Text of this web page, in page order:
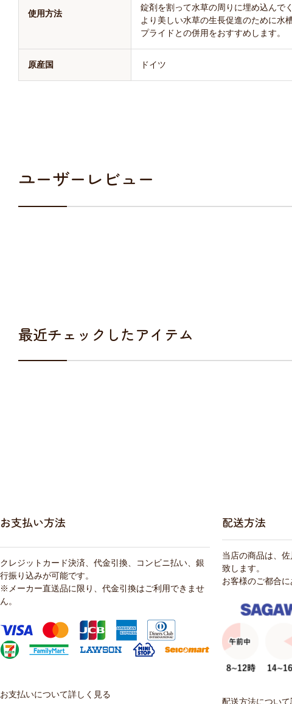
使用方法
錠剤を割って水草の周りに埋め込んで
より美しい水草の生長促進のために水
プライドとの併用をおすすめします。
原産国 ドイツ
ユーザーレビュー
最近チェックしたアイテム
お支払い方法
クレジットカード決済、代金引換、コンビニ払い、銀
行振り込みが可能です。
※メーカー直送品に限り、代金引換はご利用できませ
ん。
お支払いについて詳しく見る
配送方法
当店の商品は、
致します。
お客様のご都合に
配送方法につい